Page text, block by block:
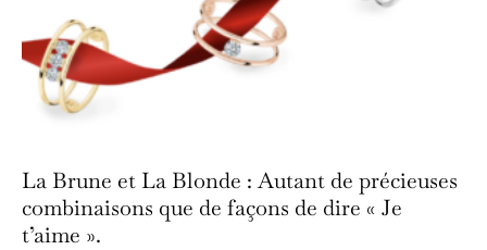
La Brune et La Blonde : Autant de précieuses
combinaisons que de façons de dire « Je
t’aime ».